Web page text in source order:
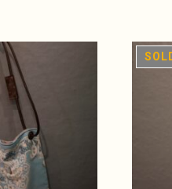
在庫